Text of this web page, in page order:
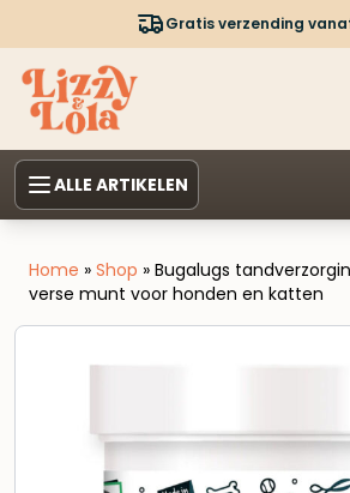
Gratis verzending
ALLE ARTIKELEN
Home » Shop » Bugalugs
verse munt voor honden en katten